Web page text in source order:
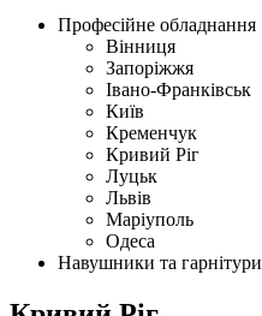
Професійне обладнання
Вінниця
Запоріжжя
Івано-Франківськ
Київ
Кременчук
Кривий Ріг
Луцьк
Львів
Маріуполь
Одеса
Навушники та гарнітури